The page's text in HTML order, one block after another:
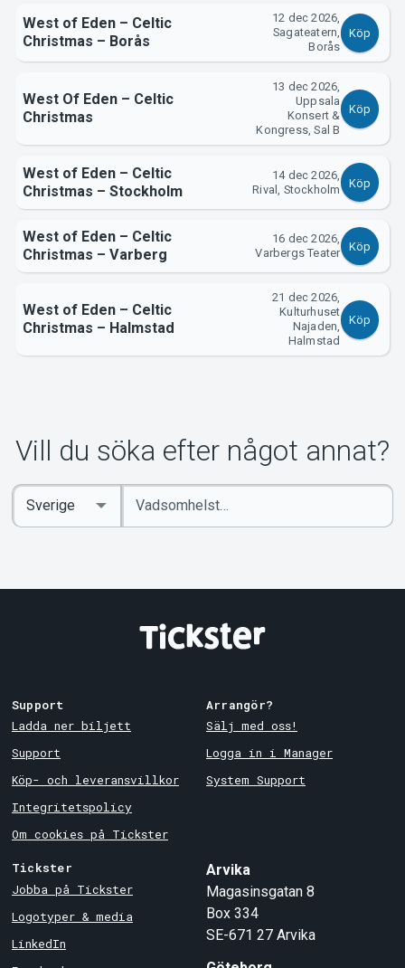
West of Eden – Celtic
Christmas – Borås
12 dec 2026,
Sagateatern,
Borås
Köp
West Of Eden – Celtic
Christmas
13 dec 2026,
Uppsala
Konsert &
Kongress, Sal B
Köp
West of Eden – Celtic
Christmas – Stockholm
14 dec 2026,
Rival, Stockholm
Köp
West of Eden – Celtic
Christmas – Varberg
16 dec 2026,
Varbergs Teater
Köp
West of Eden – Celtic
Christmas – Halmstad
21 dec 2026,
Kulturhuset
Najaden,
Halmstad
Köp
Vill du söka efter något annat?
Ange
sökord
Select
Country
Support
Ladda ner biljett
Support
Köp- och leveransvillkor
Integritetspolicy
Om cookies på Tickster
Arrangör?
Sälj med oss!
Logga in i Manager
System Support
Tickster
Jobba på Tickster
Logotyper & media
LinkedIn
Arvika
Magasinsgatan 8
Box 334
SE-671 27 Arvika